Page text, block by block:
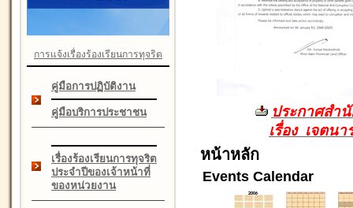
การแจ้งเรื่องร้องเรียนการทุจริต
คู่มือการปฏิบัติงาน
คู่มือบริการประชาชน
เรื่องร้องเรียนการทุจริต
ประจำปีของเจ้าหน้าที่
ของหน่วยงาน
ประกาศสำ
เรื่อง เจตน
หน้าหลัก
Events Calendar